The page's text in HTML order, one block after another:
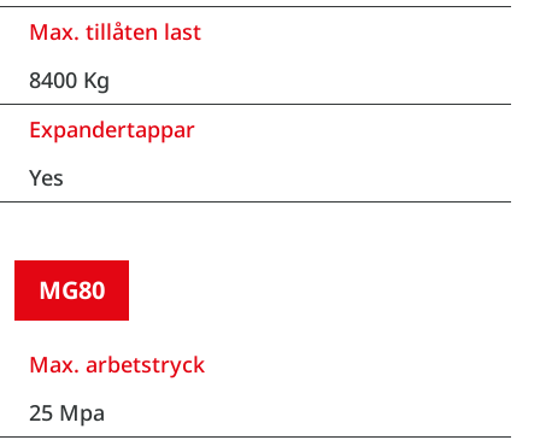
Max. tillåten last
8400 Kg
Expandertappar
Yes
MG80
Max. arbetstryck
25 Mpa